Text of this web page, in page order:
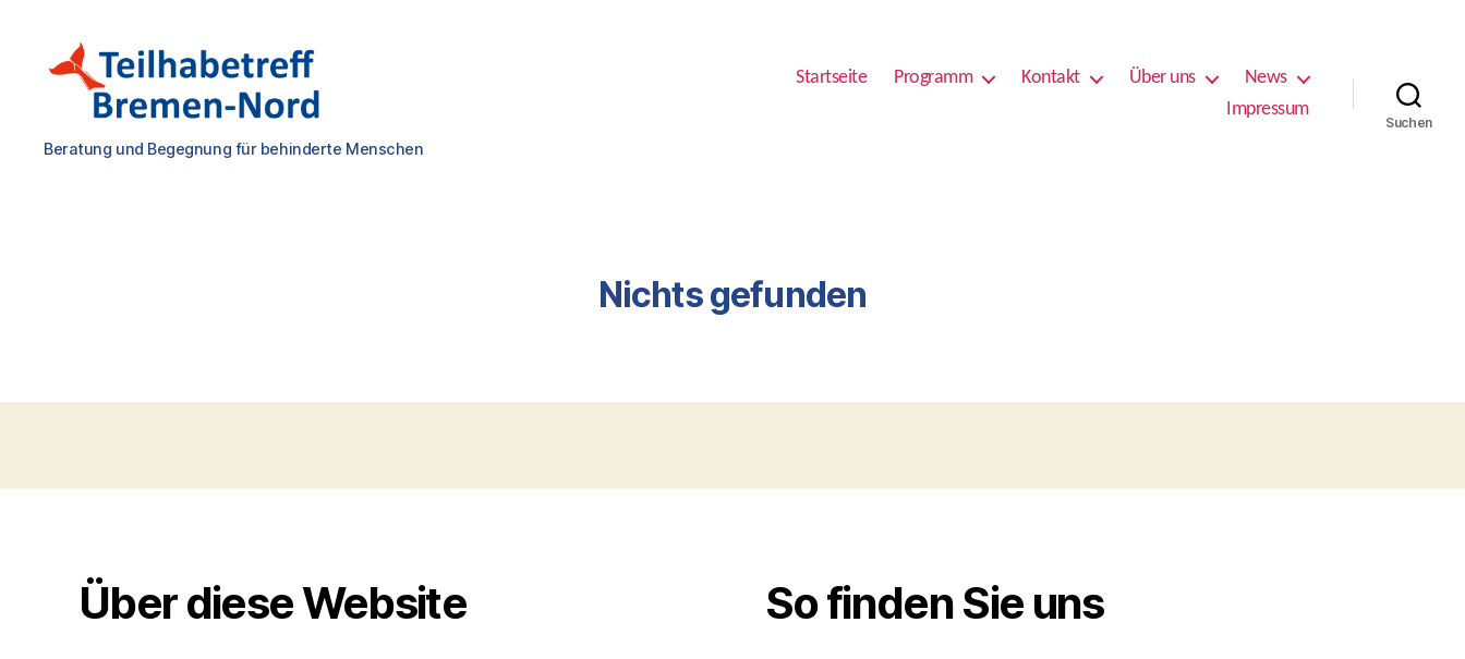
Teilhabetreff
Bremen-
Beratung und Begegnung für behinderte Menschen
Startseite Programm Kontakt Über uns
News
Impressum
Suchen
Nichts gefunden
Über diese Website So finden Sie uns